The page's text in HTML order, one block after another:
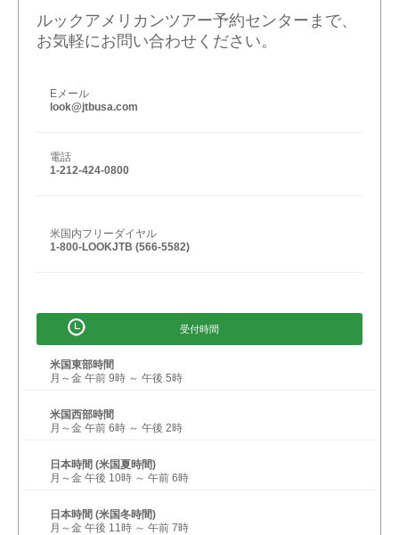
ルックアメリカンツアー予約センターまで、
お気軽にお問い合わせください。
Eメール
look@jtbusa.com
電話
1-212-424-0800
米国内フリーダイヤル
1-800-LOOKJTB (566-5582)
受付時間
米国東部時間
月～金 午前 9時 ～ 午後 5時
米国西部時間
月～金 午前 6時 ～ 午後 2時
日本時間 (米国夏時間)
月～金 午後 10時 ～ 午前 6時
日本時間 (米国冬時間)
月～金 午後 11時 ～ 午前 7時